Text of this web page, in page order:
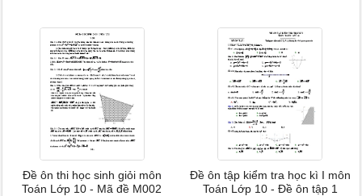
Đề ôn thi học sinh giỏi môn
Toán Lớp 10 - Mã đề M002
Đề ôn tập kiểm tra học kì I môn
Toán Lớp 10 - Đề ôn tập 1